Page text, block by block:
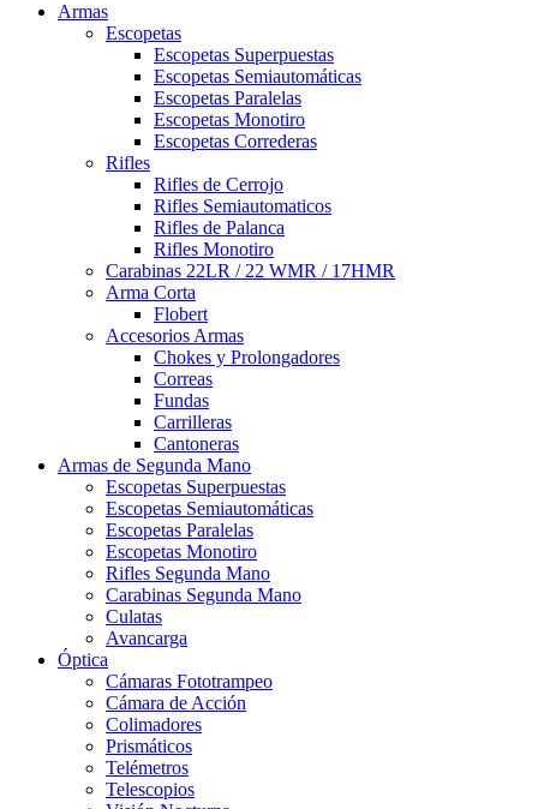
Armas
Escopetas
Escopetas Superpuestas
Escopetas Semiautomáticas
Escopetas Paralelas
Escopetas Monotiro
Escopetas Correderas
Rifles
Rifles de Cerrojo
Rifles Semiautomaticos
Rifles de Palanca
Rifles Monotiro
Carabinas 22LR / 22 WMR / 17HMR
Arma Corta
Flobert
Accesorios Armas
Chokes y Prolongadores
Correas
Fundas
Carrilleras
Cantoneras
Armas de Segunda Mano
Escopetas Superpuestas
Escopetas Semiautomáticas
Escopetas Paralelas
Escopetas Monotiro
Rifles Segunda Mano
Carabinas Segunda Mano
Culatas
Avancarga
Óptica
Cámaras Fototrampeo
Cámara de Acción
Colimadores
Prismáticos
Telémetros
Telescopios